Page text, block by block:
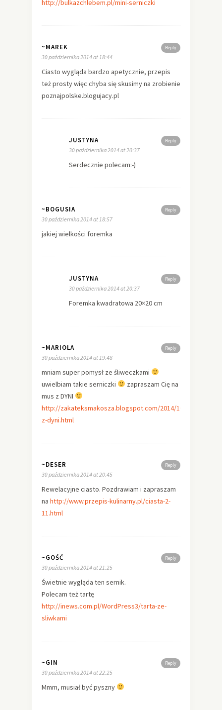
http://bulkazchlebem.pl/mini-serniczki
Reply
~MAREK
30 października 2014 at 18:44
Ciasto wygląda bardzo apetycznie, przepis
też prosty więc chyba się skusimy na zrobienie
poznajpolske.blogujacy.pl
Reply
JUSTYNA
30 października 2014 at 20:37
Serdecznie polecam:-)
Reply
~BOGUSIA
30 października 2014 at 18:57
jakiej wielkości foremka
Reply
JUSTYNA
30 października 2014 at 20:37
Foremka kwadratowa 20×20 cm
Reply
~MARIOLA
30 października 2014 at 19:48
mniam super pomysł ze śliweczkami
uwielbiam takie serniczki
zapraszam Cię na
mus z DYNI
http://zakateksmakosza.blogspot.com/2014/10/mus-
z-dyni.html
Reply
~DESER
30 października 2014 at 20:45
Rewelacyjne ciasto. Pozdrawiam i zapraszam
na http://www.przepis-kulinarny.pl/ciasta-2-
11.html
Reply
~GOŚĆ
30 października 2014 at 21:25
Świetnie wygląda ten sernik.
Polecam też tartę
http://inews.com.pl/WordPress3/tarta-ze-
sliwkami
Reply
~GIN
30 października 2014 at 22:25
Mmm, musiał być pyszny